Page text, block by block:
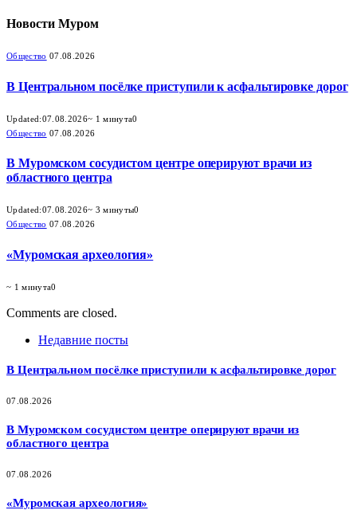
Новости Муром
Общество 07.08.2026
В Центральном посёлке приступили к асфальтировке дорог
Updated:07.08.2026~ 1 минута0
Общество 07.08.2026
В Муромском сосудистом центре оперируют врачи из
областного центра
Updated:07.08.2026~ 3 минуты0
Общество 07.08.2026
«Муромская археология»
~ 1 минута0
Comments are closed.
Недавние посты
В Центральном посёлке приступили к асфальтировке дорог
07.08.2026
В Муромском сосудистом центре оперируют врачи из
областного центра
07.08.2026
«Муромская археология»